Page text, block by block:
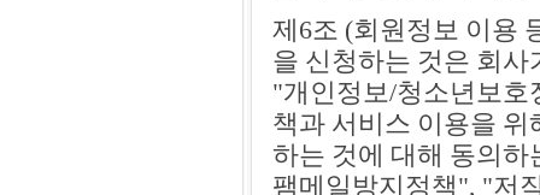
제6조 (회원정보 이용
을 신청하는 것은 회
"개인정보/청소년보호
책과 서비스 이용을
하는 것에 대해 동의
팸메일방지정책", "저